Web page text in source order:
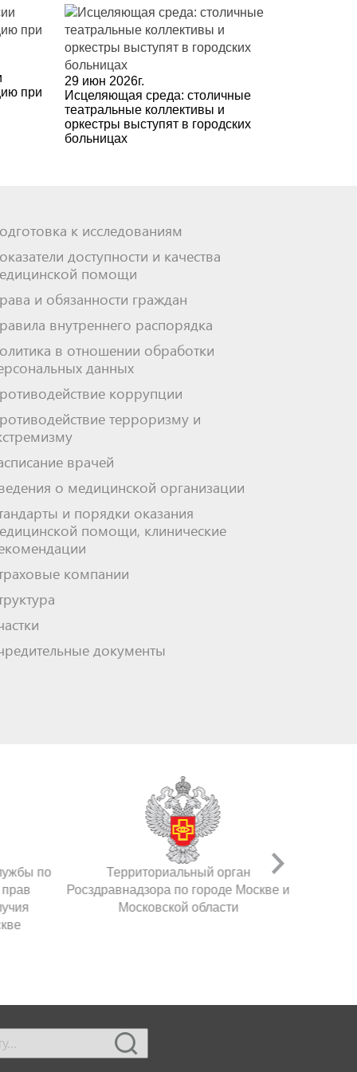
при
29 июн 2026г.
Исцеляющая среда: столичные
театральные коллективы и
оркестры выступят в городских
больницах
к исследованиям
доступности и качества
помощи
и обязанности граждан
внутреннего распорядка
в отношении обработки
данных
коррупции
терроризму и
врачей
о медицинской организации
и порядки оказания
помощи, клинические
компании
документы
по
Территориальный орган
Росздравнадзора по городе Москве и
Московской области